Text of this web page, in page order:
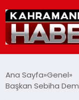
SIYASET
Ana Sayfa Genel
Başkan Sebiha